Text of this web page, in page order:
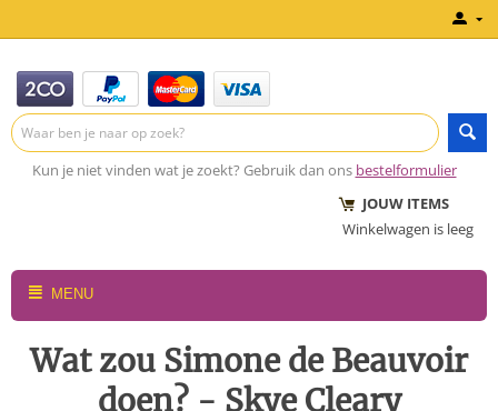
Kun je niet vinden wat je zoekt? Gebruik dan ons bestelformulier
JOUW ITEMS
Winkelwagen is leeg
MENU
Wat zou Simone de Beauvoir
doen? - Skye Cleary